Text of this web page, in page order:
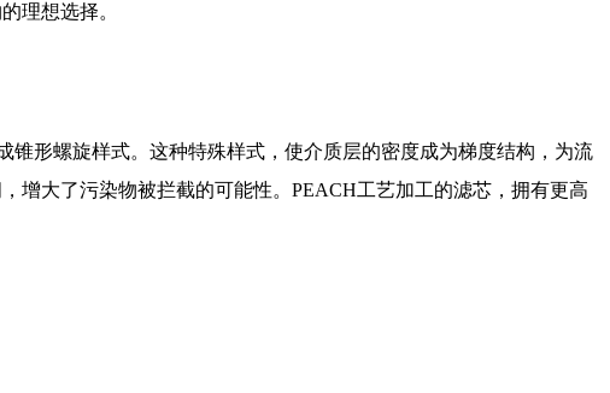
理想选择。
形螺旋样式。这种特殊样式，使介质层的密度成为梯度结构，为流
增大了污染物被拦截的可能性。PEACH工艺加工的滤芯，拥有更高